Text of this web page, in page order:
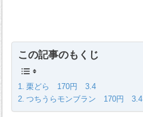
この記事のもくじ
栗どら 170円 3.4
つちうらモンブラン 170円 3.4